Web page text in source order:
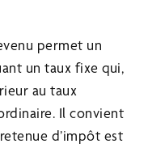
permet un
un taux fixe qui,
au taux
Il convient
d’impôt est